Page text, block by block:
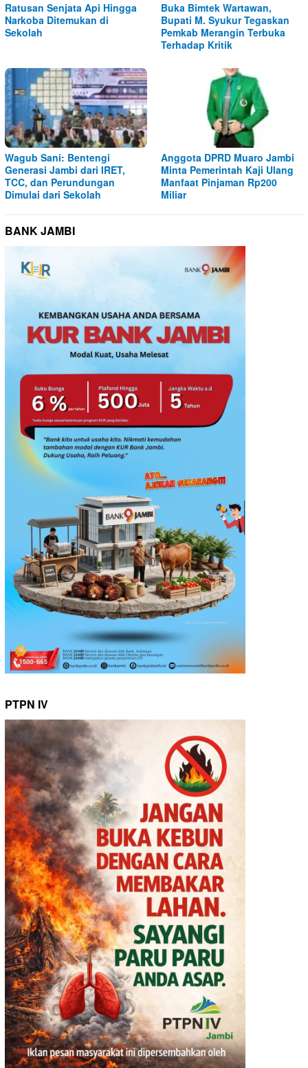
Ratusan Senjata Api Hingga
Narkoba Ditemukan di
Sekolah
Buka Bimtek Wartawan,
Bupati M. Syukur Tegaskan
Pemkab Merangin Terbuka
Terhadap Kritik
Wagub Sani: Bentengi
Generasi Jambi dari IRET,
TCC, dan Perundungan
Dimulai dari Sekolah
Anggota DPRD Muaro Jambi
Minta Pemerintah Kaji Ulang
Manfaat Pinjaman Rp200
Miliar
BANK JAMBI
PTPN IV